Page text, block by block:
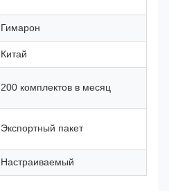
Гимарон
Китай
200 комплектов в месяц
Экспортный пакет
Настраиваемый